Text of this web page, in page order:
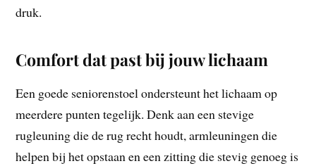
druk.
Comfort dat past bij jouw lichaam
Een goede seniorenstoel ondersteunt het lichaam op
meerdere punten tegelijk. Denk aan een stevige
rugleuning die de rug recht houdt, armleuningen die
helpen bij het opstaan en een zitting die stevig genoeg is